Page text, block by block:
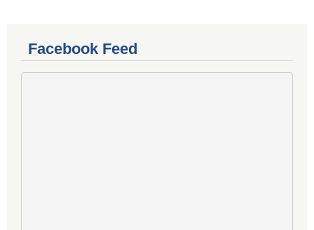
Facebook Feed